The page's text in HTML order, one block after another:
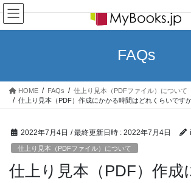
コ
ン
テ
ス
ナ
ビ
ゲ
ン
FAQs
HOME FAQs
仕上り見本（PDFファイル）について
仕上り見本（PDF）作成にかかる時間はどれくらいです
2022年7月4日 / 最終更新日時 : 2022年7月4日
仕上り見本（PDFファイル）について
仕上り見本（PDF）作成